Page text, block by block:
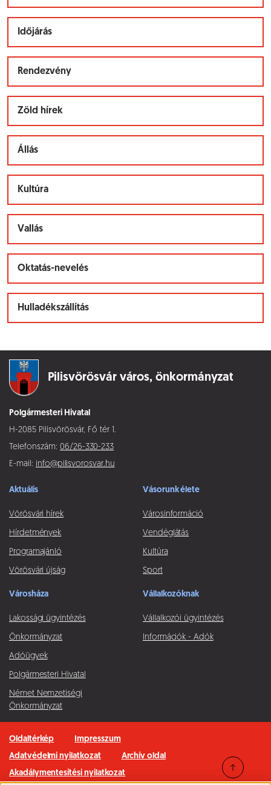
Időjárás
Rendezvény
Zöld hírek
Állás
Kultúra
Vallás
Oktatás-nevelés
Hulladékszállítás
Pilisvörösvár város, önkormányzat
Polgármesteri Hivatal
H-2085 Pilisvörösvár, Fő tér 1.
Telefonszám: 06/26-330-233
E-mail: info@pilisvorosvar.hu
Aktuális
Vörösvári hírek
Hírdetmények
Programajánló
Vörösvári újság
Vásorunk élete
Városinformáció
Vendéglátás
Kultúra
Sport
Városháza
Lakossági ügyintézés
Önkormányzat
Adóügyek
Polgármesteri Hivatal
Német Nemzetiségi
Önkormányzat
Vállalkozóknak
Vállalkozói ügyintézés
Információk - Adók
Oldaltérkép
Impresszum
Adatvédelmi nyilatkozat
Archív oldal
Akadálymentesítési nyilatkozat